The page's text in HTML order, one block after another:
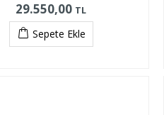
29.550,00 TL
Sepete Ekle